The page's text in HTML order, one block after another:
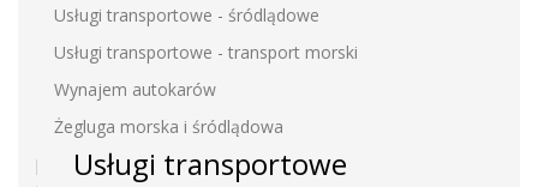
Usługi transportowe - śródlądowe
Usługi transportowe - transport morski
Wynajem autokarów
Żegluga morska i śródlądowa
Usługi transportowe